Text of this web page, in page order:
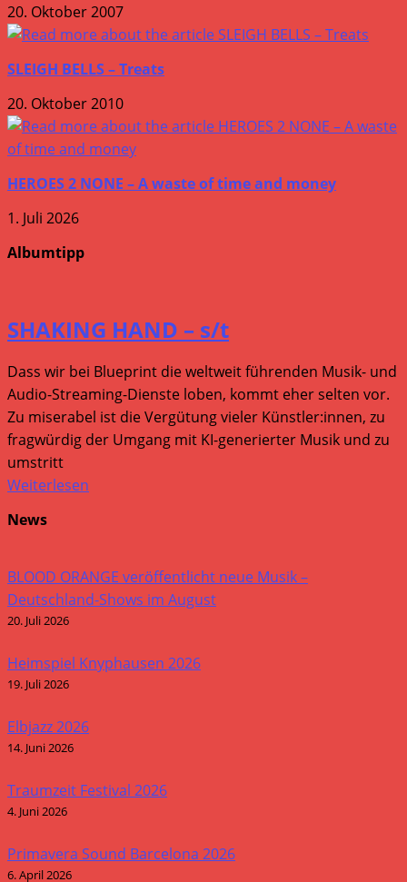
20. Oktober 2007
SLEIGH BELLS – Treats
20. Oktober 2010
HEROES 2 NONE – A waste of time and money
1. Juli 2026
Albumtipp
SHAKING HAND – s/t
Dass wir bei Blueprint die weltweit führenden Musik- und
Audio-Streaming-Dienste loben, kommt eher selten vor.
Zu miserabel ist die Vergütung vieler Künstler:innen, zu
fragwürdig der Umgang mit KI-generierter Musik und zu
umstritt
Weiterlesen
News
BLOOD ORANGE veröffentlicht neue Musik –
Deutschland-Shows im August
20. Juli 2026
Heimspiel Knyphausen 2026
19. Juli 2026
Elbjazz 2026
14. Juni 2026
Traumzeit Festival 2026
4. Juni 2026
Primavera Sound Barcelona 2026
6. April 2026